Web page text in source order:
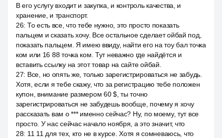
В его услугу входит и закупка, и контроль качества, и
хранение, и транспорт.
26: То есть все, что тебе нужно, это просто показать
пальцем и сказать хочу. Все остальное сделает ойбай под,
показать пальцем. Я имею ввиду, найти его на тоу бал точка
ком или 16 88 точка ком. Тут неважно где найдётся и
вставить ссылку на этот товар на сайте ойбай.
27: Все, но опять же, только зарегистрироваться не забудь.
Хотя, если я тебе скажу, что за регистрацию тебе положен
купон, внимание размером 60 $, ты точно
зарегистрироваться не забудешь вообще, почему я хочу
рассказать вам о *** именно сейчас? Ну, по моему, тут все
просто. У нас сейчас начало ноября, а это значит, что
28: 11 11 для тех, кто не в курсе. Хотя я сомневаюсь, что